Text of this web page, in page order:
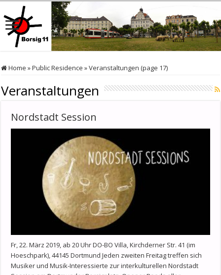
Home »Public Residence »Veranstaltungen (page 17)
Veranstaltungen
Nordstadt Session
Fr, 22. März 2019, ab 20 Uhr DO-BO Villa, Kirchderner Str. 41 (im
Hoeschpark), 44145 Dortmund Jeden zweiten Freitag treffen sich
Musiker und Musik-Interessierte zur interkulturellen Nordstadt